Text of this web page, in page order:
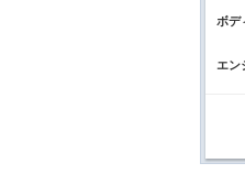
ボデ
エン